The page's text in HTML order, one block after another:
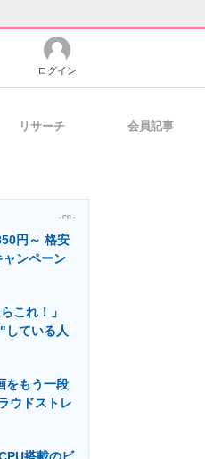
く分かる
の最前線
ログイン
リサーチ 会員記事
- PR -
円～ 格安
ャンペーン
これ！」
している人
をもう一段
ウドストレ